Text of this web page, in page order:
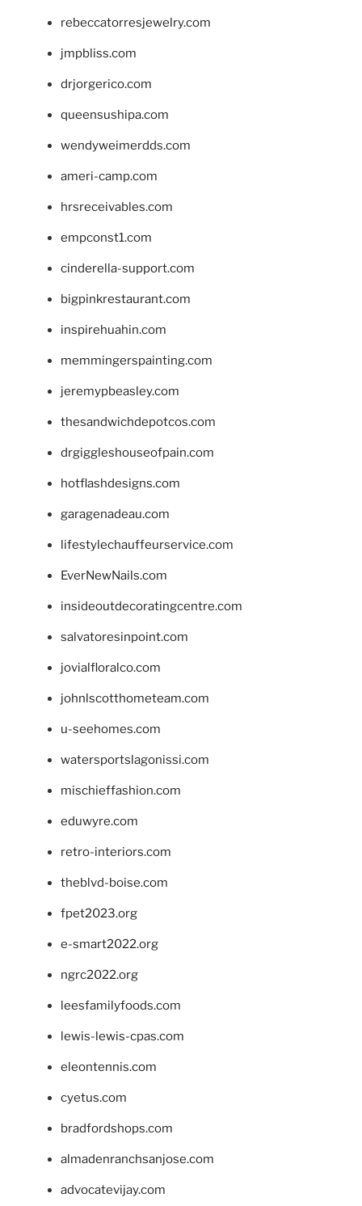
rebeccatorresjewelry.com
jmpbliss.com
drjorgerico.com
queensushipa.com
wendyweimerdds.com
ameri-camp.com
hrsreceivables.com
empconst1.com
cinderella-support.com
bigpinkrestaurant.com
inspirehuahin.com
memmingerspainting.com
jeremypbeasley.com
thesandwichdepotcos.com
drgiggleshouseofpain.com
hotflashdesigns.com
garagenadeau.com
lifestylechauffeurservice.com
EverNewNails.com
insideoutdecoratingcentre.com
salvatoresinpoint.com
jovialfloralco.com
johnlscotthometeam.com
u-seehomes.com
watersportslagonissi.com
mischieffashion.com
eduwyre.com
retro-interiors.com
theblvd-boise.com
fpet2023.org
e-smart2022.org
ngrc2022.org
leesfamilyfoods.com
lewis-lewis-cpas.com
eleontennis.com
cyetus.com
bradfordshops.com
almadenranchsanjose.com
advocatevijay.com